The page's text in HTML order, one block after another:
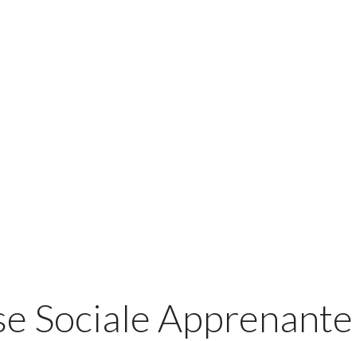
Sociale Apprenante